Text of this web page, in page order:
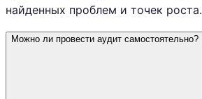
найденных проблем и точек роста.
Можно ли провести аудит самостоятельно?